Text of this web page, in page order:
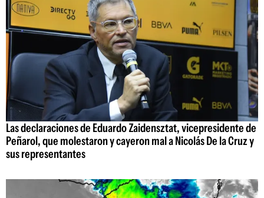
Las declaraciones de Eduardo Zaidensztat, vicepresidente de
Peñarol, que molestaron y cayeron mal a Nicolás De la Cruz y
sus representantes